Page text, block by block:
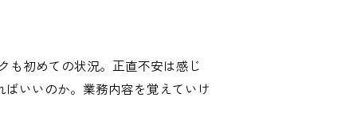
初めての状況。正直不安は感じ
いいのか。業務内容を覚えていけ